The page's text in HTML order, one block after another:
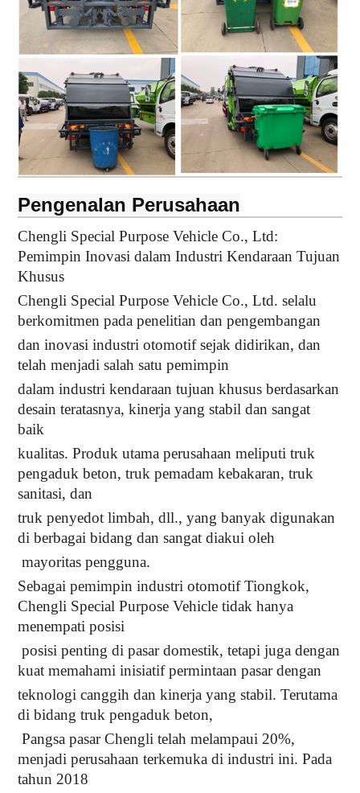
Pengenalan Perusahaan
Chengli Special Purpose Vehicle Co., Ltd:
Pemimpin Inovasi dalam Industri Kendaraan Tujuan
Khusus
Chengli Special Purpose Vehicle Co., Ltd. selalu
berkomitmen pada penelitian dan pengembangan
dan inovasi industri otomotif sejak didirikan, dan
telah menjadi salah satu pemimpin
dalam industri kendaraan tujuan khusus berdasarkan
desain teratasnya, kinerja yang stabil dan sangat
baik
kualitas. Produk utama perusahaan meliputi truk
pengaduk beton, truk pemadam kebakaran, truk
sanitasi, dan
truk penyedot limbah, dll., yang banyak digunakan
di berbagai bidang dan sangat diakui oleh
mayoritas pengguna.
Sebagai pemimpin industri otomotif Tiongkok,
Chengli Special Purpose Vehicle tidak hanya
menempati posisi
posisi penting di pasar domestik, tetapi juga dengan
kuat memahami inisiatif permintaan pasar dengan
teknologi canggih dan kinerja yang stabil. Terutama
di bidang truk pengaduk beton,
Pangsa pasar Chengli telah melampaui 20%,
menjadi perusahaan terkemuka di industri ini. Pada
tahun 2018